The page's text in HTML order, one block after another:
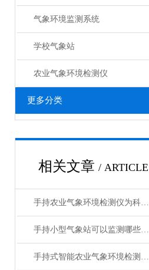
气象环境监测系统
学校气象站
农业气象环境检测仪
更多分类
相关文章 / ARTICLE
手持农业气象环境检测仪为科学种植、精准农业提供了数据支撑
手持小型气象站可以监测哪些气象参数？
手持式智能农业气象环境检测仪@莱恩德